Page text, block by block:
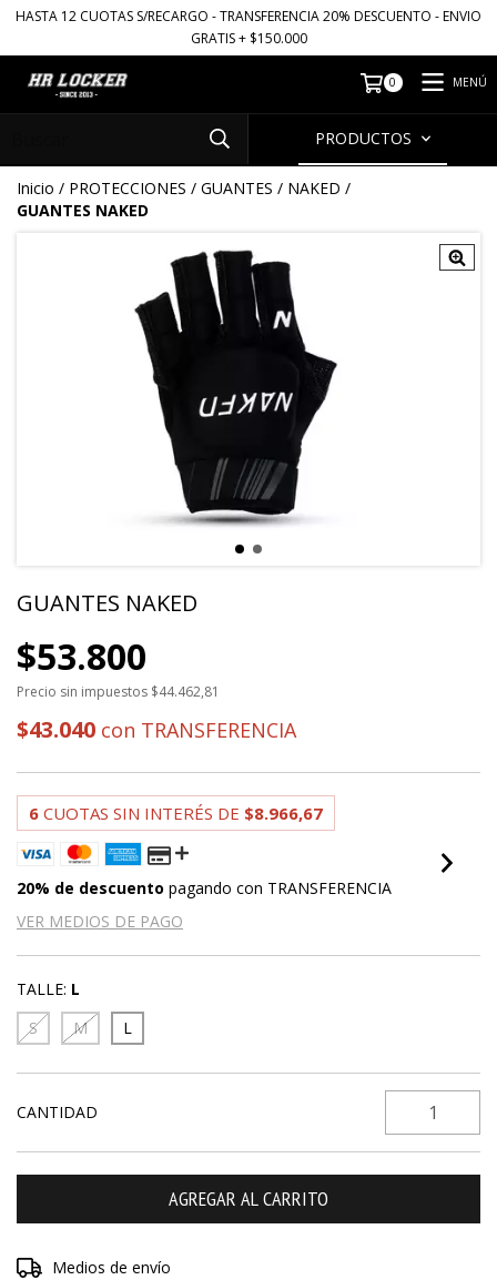
HASTA 12 CUOTAS S/RECARGO - TRANSFERENCIA 20% DESCUENTO - ENVIO
GRATIS + $150.000
0 MENÚ
PRODUCTOS
Inicio / PROTECCIONES / GUANTES / NAKED /
GUANTES NAKED
GUANTES NAKED
$53.800
Precio sin impuestos $44.462,81
$43.040 con TRANSFERENCIA
6 CUOTAS SIN INTERÉS DE $8.966,67
20% de descuento pagando con TRANSFERENCIA
VER MEDIOS DE PAGO
TALLE: L
S
M L
CANTIDAD
Entregas para el CP:
Medios de envío